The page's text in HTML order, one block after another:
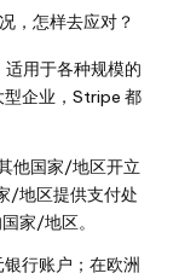
，怎样去应对？
用于各种规模的
型企业，Stripe 都
他国家/地区开立
/地区提供支付处
家/地区。
行账户；在欧洲